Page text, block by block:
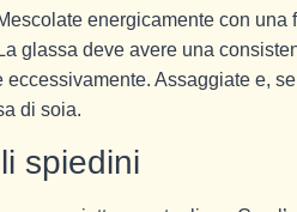
energicamente con
glassa deve avere una
Assaggiate e,
di soia.
spiedini